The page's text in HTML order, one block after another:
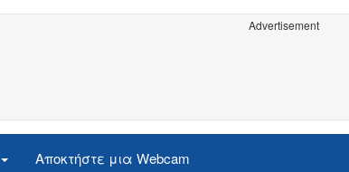
Advertisement
Αποκτήστε μια Webcam